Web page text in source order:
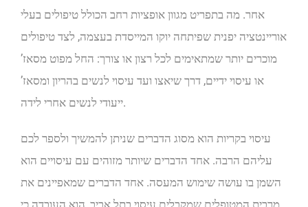
אחר. מה בתפריט מגוון אופציות רחב הכולל טיפולים בעלי
אוריינטציה יפנית שפיתחה יוקו המייסדת בעצמה, לצד טיפולים
מוכרים יותר שמתאימים לכל רצון או צורך: החל מפוט מסאז’
או עיסוי ידיים, דרך שיאצו ועד עיסוי לנשים בהריון ומסאז’
ייעודי לנשים אחרי לידה.
עיסוי בקריות הוא מסוג הדברים שניתן להמשיך ולספר לכם
עליהם הרבה. אחד הדברים שיותר מזוהים עם עיסויים הוא
השמן בו עושה שימוש המעסה. אחד הדברים שמאפיינים את
מרבית המטופלים שמקבלים עיסוי בתל אביב, הוא העובדה כי